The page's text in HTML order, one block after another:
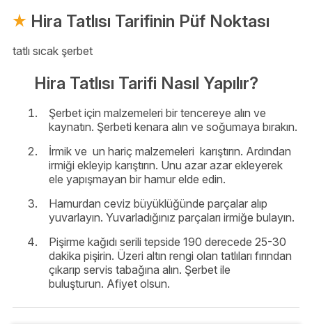
Hira Tatlısı Tarifinin Püf Noktası
tatlı sıcak şerbet
Hira Tatlısı Tarifi Nasıl Yapılır?
Şerbet için malzemeleri bir tencereye alın ve
kaynatın. Şerbeti kenara alın ve soğumaya bırakın.
İrmik ve un hariç malzemeleri karıştırın. Ardından
irmiği ekleyip karıştırın. Unu azar azar ekleyerek
ele yapışmayan bir hamur elde edin.
Hamurdan ceviz büyüklüğünde parçalar alıp
yuvarlayın. Yuvarladığınız parçaları irmiğe bulayın.
Pişirme kağıdı serili tepside 190 derecede 25-30
dakika pişirin. Üzeri altın rengi olan tatlıları fırından
çıkarıp servis tabağına alın. Şerbet ile
buluşturun. Afiyet olsun.